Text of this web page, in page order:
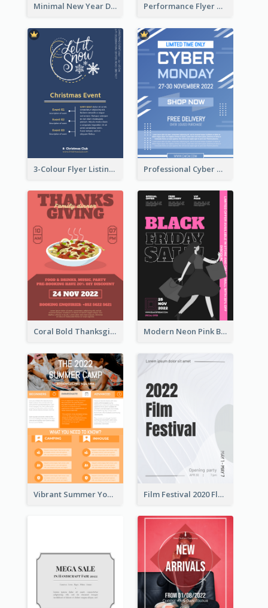
Minimal New Year Dinning Promotion Design Idea Performance Flyer With Monochrome Photo
3-Colour Flyer Listing Christmas Activities Professional Cyber Monday Free Delivery Promotion Flyer Design
Coral Bold Thanksgiving Dinner Promotion Flyer Modern Neon Pink Black Friday Shopping Sale Day Flyer
Vibrant Summer Youth Flyer Design Templates Film Festival 2020 Flyer